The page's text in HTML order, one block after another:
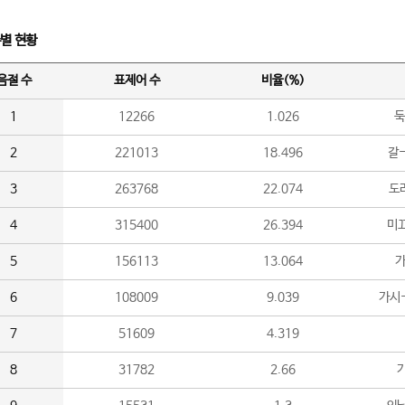
현황
절 수 표제어 수 비율(%)
1 12266 1.026
2 221013 18.496 갈
3 263768 22.074 도
4 315400 26.394 미
5 156113 13.064
6 108009 9.039 가시
7 51609 4.319
8 31782 2.66